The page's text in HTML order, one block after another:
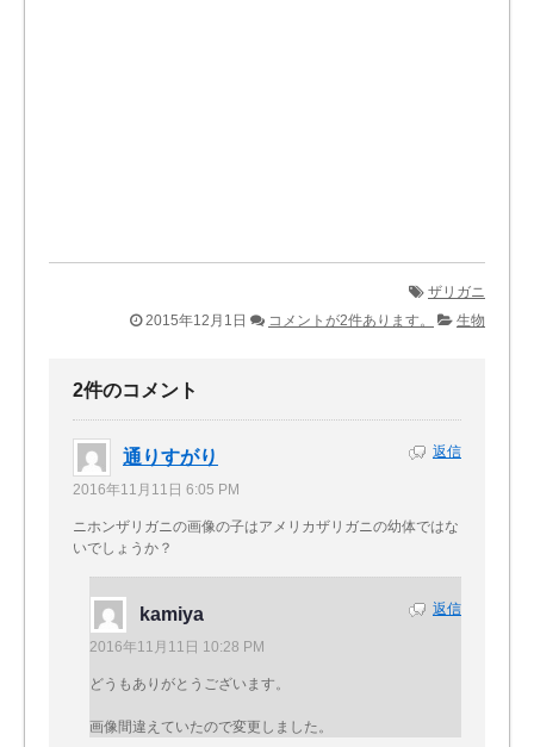
ザリガニ
2015年12月1日
コメントが2件あります。 生物
2件のコメント
通りすがり
2016年11月11日 6:05 PM
ニホンザリガニの画像の子はアメリカザリガニの幼体ではな
いでしょうか？
返信
kamiya
2016年11月11日 10:28 PM
どうもありがとうございます。
画像間違えていたので変更しました。
返信